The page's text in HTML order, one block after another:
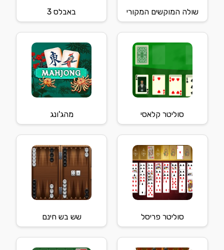
שולה המוקשים המקורי באבלס 3
סוליטר קלאסי מהג'ונג
סוליטר פריסל שש בש חינם